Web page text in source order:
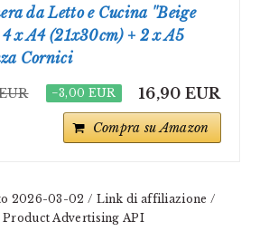
da Letto e Cucina ''Beige
x A4 (21x30cm) + 2 x A5
Cornici
−3,00 EUR 16,90 EUR
Compra su Amazon
2026-03-02 / Link di affiliazione /
Advertising API